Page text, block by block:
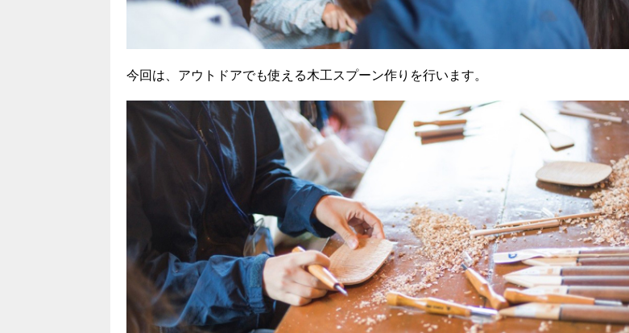
今回は、アウトドアでも使える木工スプーン作りを行います。